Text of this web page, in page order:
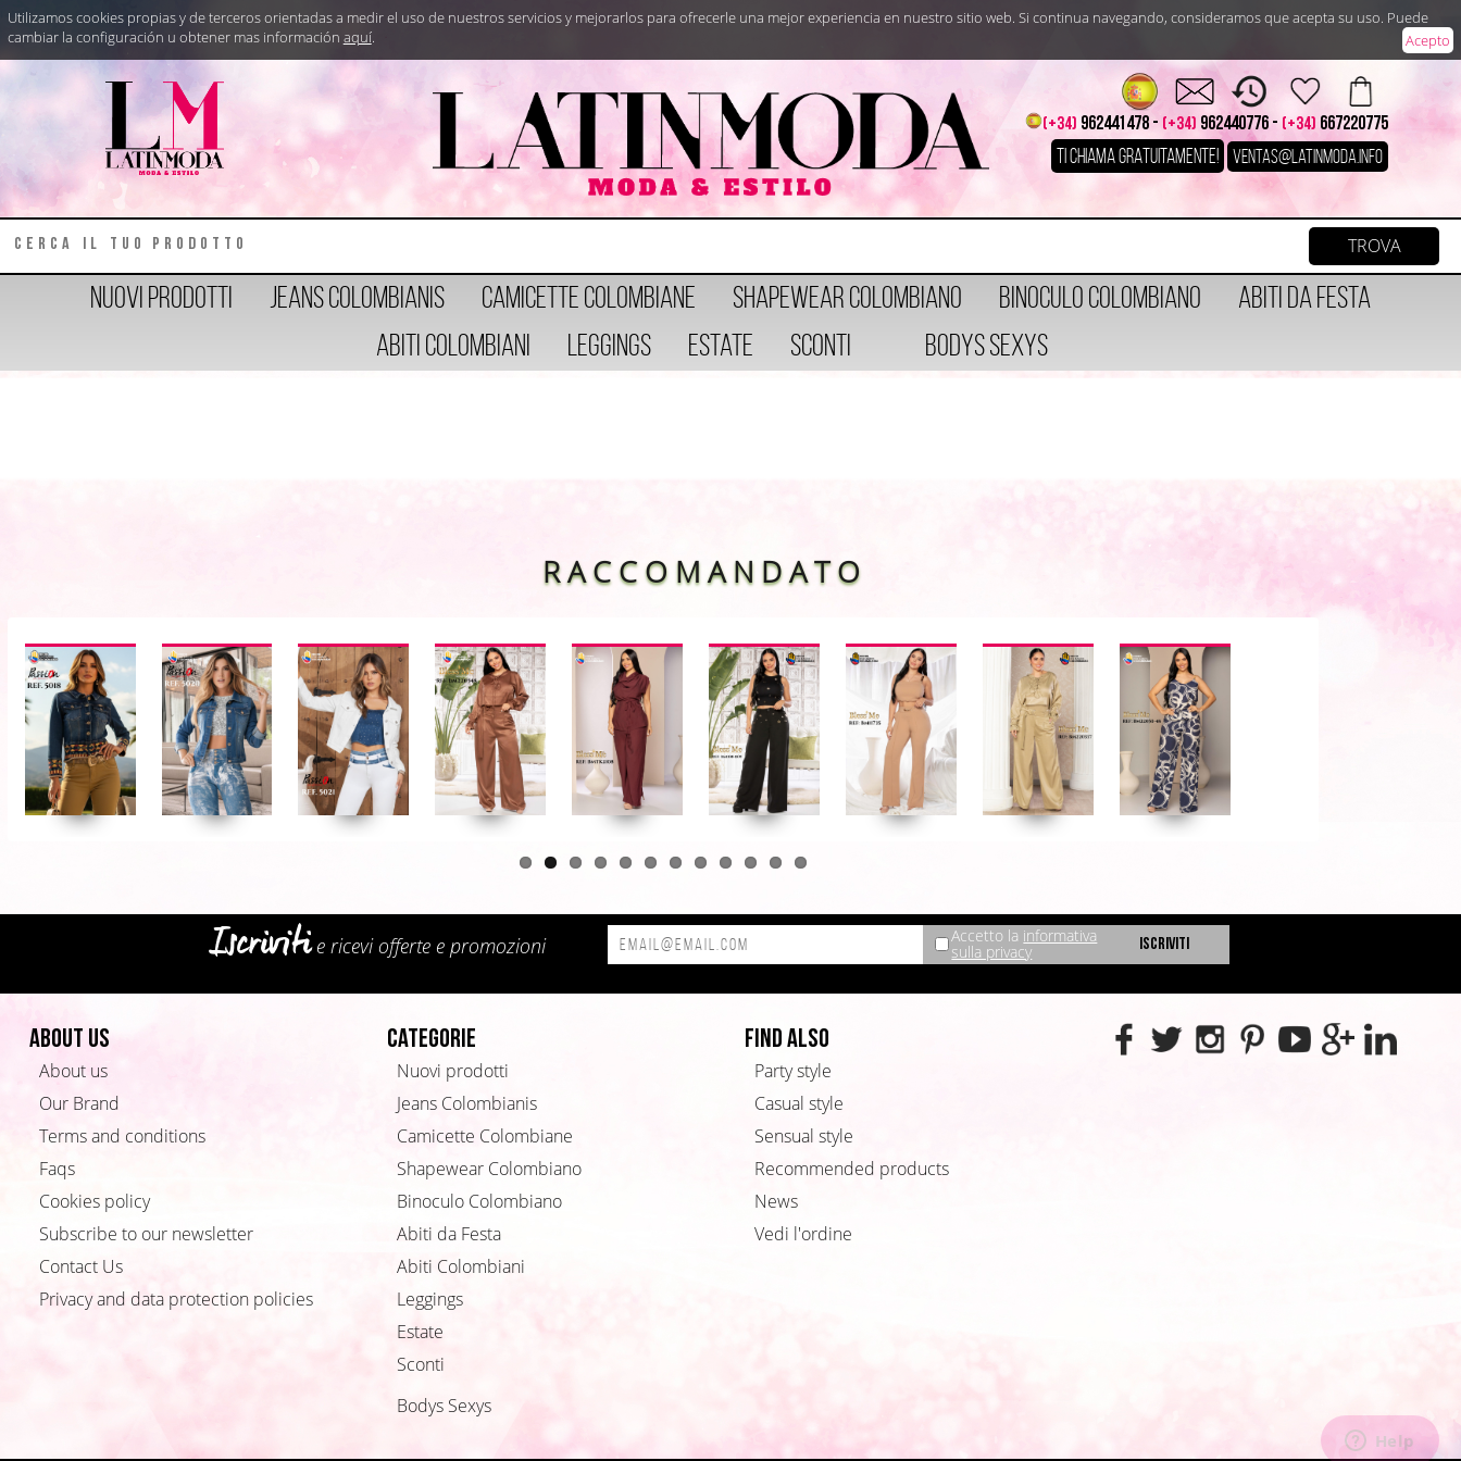
Utilizamos cookies propias y de terceros orientadas a medir el uso de nuestros servicios y mejorarlos para ofrecerle una mejor experiencia en nuestro sitio web. Si continua navegando, consideramos que acepta su uso. Puede
cambiar la configuración u obtener mas información aquí. Acepto
(+34) 962441478 - (+34) 962440776 - (+34) 667220775
TI CHIAMA GRATUITAMENTE!
ventas@latinmoda.info
Nuovi prodotti Jeans Colombianis Camicette Colombiane Shapewear Colombiano Binoculo Colombiano
Abiti da Festa
Abiti Colombiani
Leggings Estate Sconti Bodys Sexys
R A C C O M A N D A T O
Iscrivitie ricevi offerte e promozioni Accetto la informativa
sulla privacy
About us
About us
Our Brand
Terms and conditions
Faqs
Cookies policy
Subscribe to our newsletter
Contact Us
Privacy and data protection policies
Categorie
Nuovi prodotti
Jeans Colombianis
Camicette Colombiane
Shapewear Colombiano
Binoculo Colombiano
Abiti da Festa
Abiti Colombiani
Leggings
Estate
Sconti
Bodys Sexys
Find also
Party style
Casual style
Sensual style
Recommended products
News
Vedi l'ordine